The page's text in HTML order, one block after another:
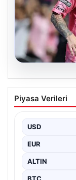
06.08.2026
Dünya
Inter
karşısında
Piyasa Verileri
USD
EUR
ALTIN